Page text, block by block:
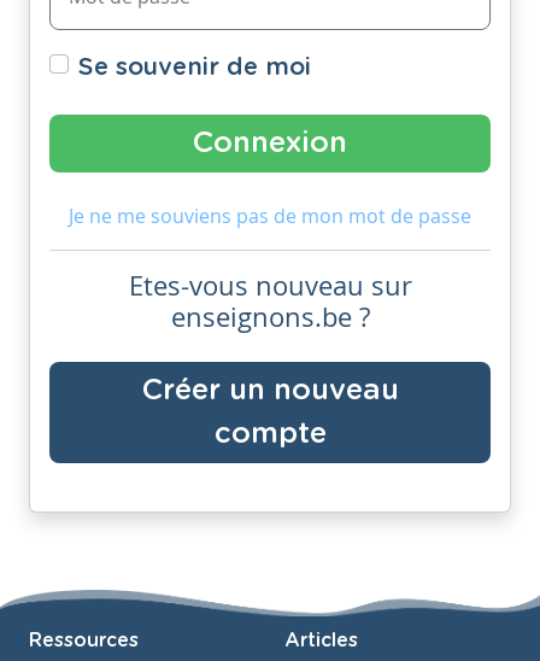
Se souvenir de moi
Je ne me souviens pas de mon mot de passe
Etes-vous nouveau sur
enseignons.be ?
Créer un nouveau
compte
Ressources Articles